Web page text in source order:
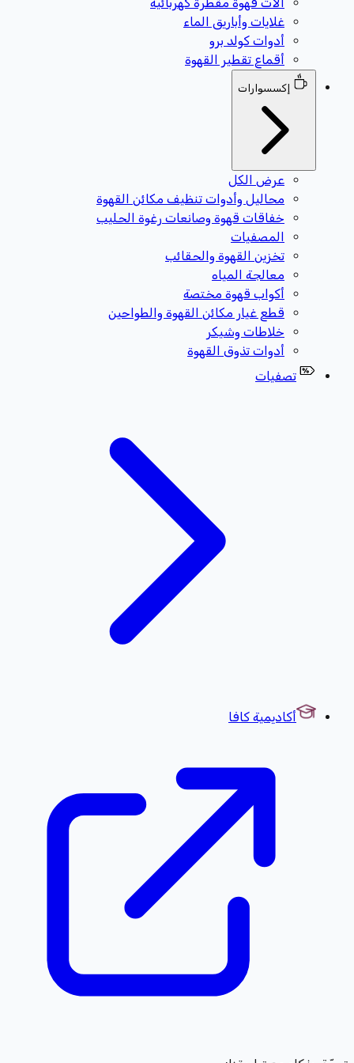
غلايات وأباريق الماء
أدوات كولد برو
أقماع تقطير القهوة
إكسسوارات
عرض الكل
محاليل وأدوات تنظيف مكائن القهوة
خفاقات قهوة وصانعات رغوة الحليب
المصفيات
تخزين القهوة والحقائب
معالجة المياه
أكواب قهوة مختصة
قطع غيار مكائن القهوة والطواحين
خلاطات وشيكر
أدوات تذوق القهوة
تصفيات
أكاديمية كافا